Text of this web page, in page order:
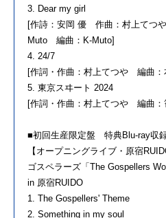
3. Dear my girl
[作詩：安岡 優 作曲：村上てつ
Muto 編曲：K-Muto]
4. 24/7
[作詞・作曲：村上てつや 編曲：
5. 東京スヰート 2024
[作詞・作曲：村上てつや 編曲：
■初回生産限定盤 特典Blu-ray収
【オープニングライブ・原宿
ゴスペラーズ「The Gospellers
in 原宿RUIDO
1. The Gospellers' Theme
2. Something in my soul